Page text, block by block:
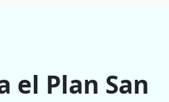
el Plan San